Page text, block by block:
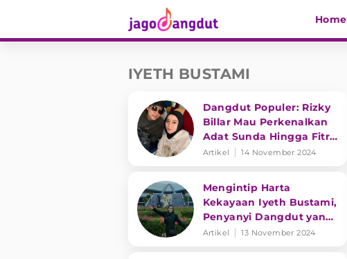
Home
IYETH BUSTAMI
Dangdut Populer: Rizky
Billar Mau Perkenalkan
Adat Sunda Hingga Fitri
Carlina Ingin Bikin Lagu
Artikel 14 November 2024
Mengintip Harta
Kekayaan Iyeth Bustami,
Penyanyi Dangdut yang
Kini Berkiprah Sebagai
Artikel 13 November 2024